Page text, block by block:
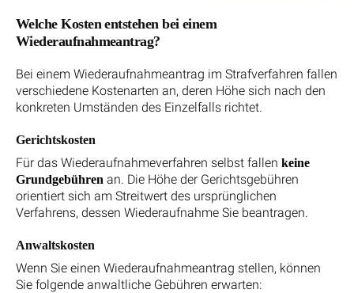
Welche Kosten entstehen bei einem
Wiederaufnahmeantrag?
Bei einem Wiederaufnahmeantrag im Strafverfahren fallen
verschiedene Kostenarten an, deren Höhe sich nach den
konkreten Umständen des Einzelfalls richtet.
Gerichtskosten
Für das Wiederaufnahmeverfahren selbst fallen keine
Grundgebühren an. Die Höhe der Gerichtsgebühren
orientiert sich am Streitwert des ursprünglichen
Verfahrens, dessen Wiederaufnahme Sie beantragen.
Anwaltskosten
Wenn Sie einen Wiederaufnahmeantrag stellen, können
Sie folgende anwaltliche Gebühren erwarten: